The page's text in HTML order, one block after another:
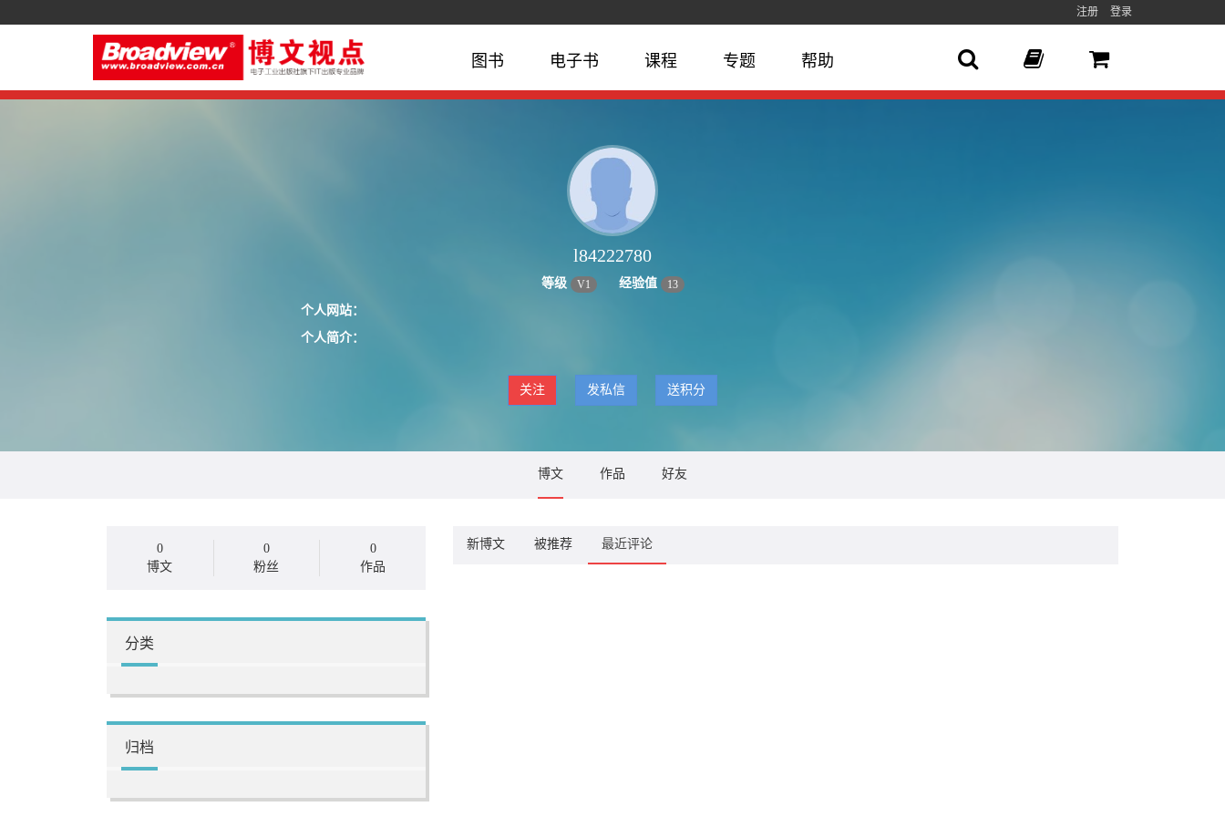
注册 登录
图书 电子书 课程 专题 帮助
l84222780
等级 V1 经验值 13
个人网站：
个人简介：
关注 发私信 送积分
博文 作品 好友
0
博文
0
粉丝
0
作品
分类
归档
新博文 被推荐 最近评论